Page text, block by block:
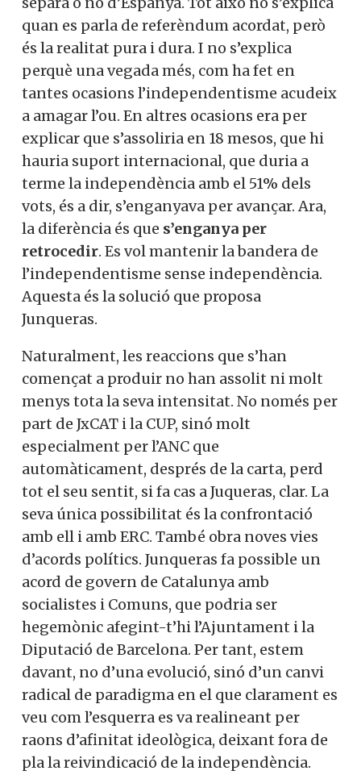
quan es parla de referèndum acordat, però
és la realitat pura i dura. I no s’explica
perquè una vegada més, com ha fet en
tantes ocasions l’independentisme acudeix
a amagar l’ou. En altres ocasions era per
explicar que s’assoliria en 18 mesos, que hi
hauria suport internacional, que duria a
terme la independència amb el 51% dels
vots, és a dir, s’enganyava per avançar. Ara,
la diferència és que s’enganya per
retrocedir. Es vol mantenir la bandera de
l’independentisme sense independència.
Aquesta és la solució que proposa
Junqueras.
Naturalment, les reaccions que s’han
començat a produir no han assolit ni molt
menys tota la seva intensitat. No només per
part de JxCAT i la CUP, sinó molt
especialment per l’ANC que
automàticament, després de la carta, perd
tot el seu sentit, si fa cas a Juqueras, clar. La
seva única possibilitat és la confrontació
amb ell i amb ERC. També obra noves vies
d’acords polítics. Junqueras fa possible un
acord de govern de Catalunya amb
socialistes i Comuns, que podria ser
hegemònic afegint-t’hi l’Ajuntament i la
Diputació de Barcelona. Per tant, estem
davant, no d’una evolució, sinó d’un canvi
radical de paradigma en el que clarament es
veu com l’esquerra es va realineant per
raons d’afinitat ideològica, deixant fora de
pla la reivindicació de la independència.